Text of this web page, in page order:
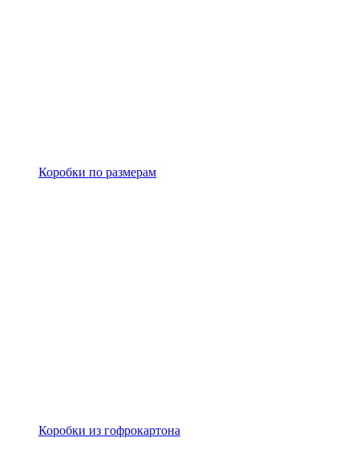
Коробки по размерам
Коробки из гофрокартона